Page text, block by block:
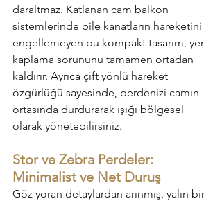
daraltmaz. Katlanan cam balkon
sistemlerinde bile kanatların hareketini
engellemeyen bu kompakt tasarım, yer
kaplama sorununu tamamen ortadan
kaldırır. Ayrıca çift yönlü hareket
özgürlüğü sayesinde, perdenizi camın
ortasında durdurarak ışığı bölgesel
olarak yönetebilirsiniz.
Stor ve Zebra Perdeler:
Minimalist ve Net Duruş
Göz yoran detaylardan arınmış, yalın bir